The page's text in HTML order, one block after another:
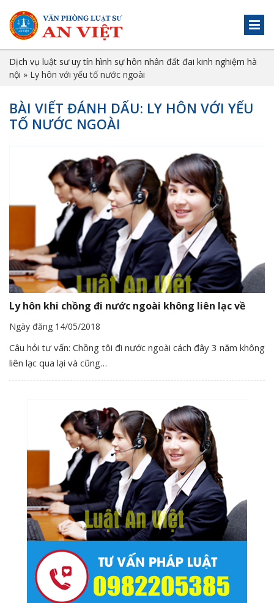
Dịch vụ luật sư uy tín hình sự hôn nhân đất đai kinh nghiệm hà
nội » Ly hôn với yếu tố nước ngoài
BÀI VIẾT ĐÁNH DẤU: LY HÔN VỚI YẾU
TỐ NƯỚC NGOÀI
Ly hôn khi chồng đi nước ngoài không liên lạc về
Ngày đăng 14/05/2018
Câu hỏi tư vấn: Chồng tôi đi nước ngoài cách đây 3 năm không
liên lạc qua lại và cũng…